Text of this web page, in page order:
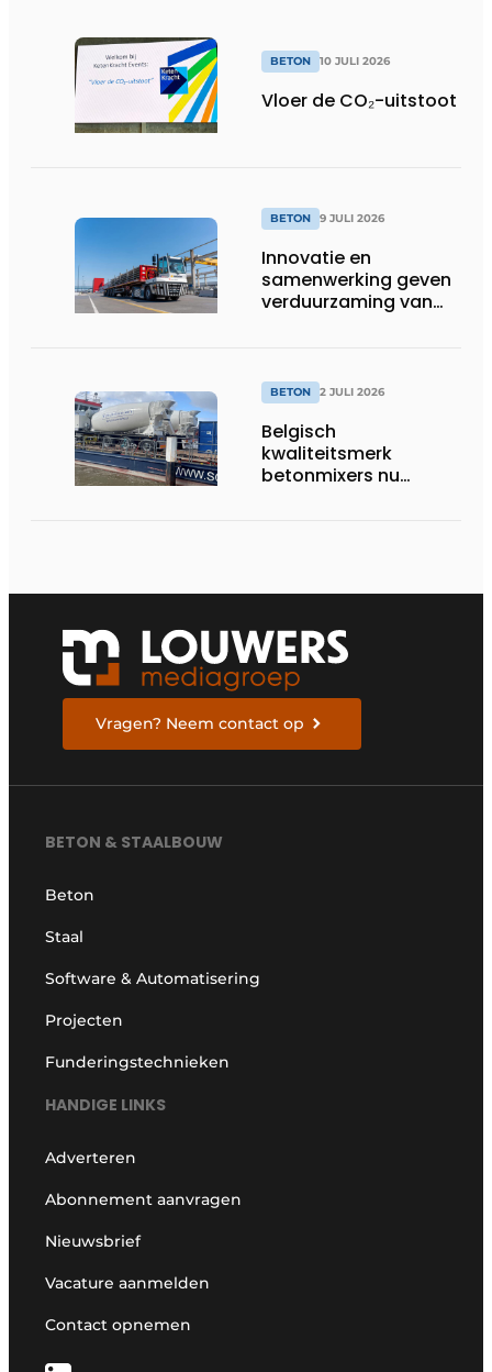
BETON 10 JULI 2026
Vloer de CO₂-uitstoot
BETON 9 JULI 2026
Innovatie en
samenwerking geven
verduurzaming van
BETON 2 JULI 2026
Belgisch
kwaliteitsmerk
betonmixers nu
Vragen? Neem contact op
BETON & STAALBOUW
Beton
Staal
Software & Automatisering
Projecten
Funderingstechnieken
HANDIGE LINKS
Adverteren
Abonnement aanvragen
Nieuwsbrief
Vacature aanmelden
Contact opnemen